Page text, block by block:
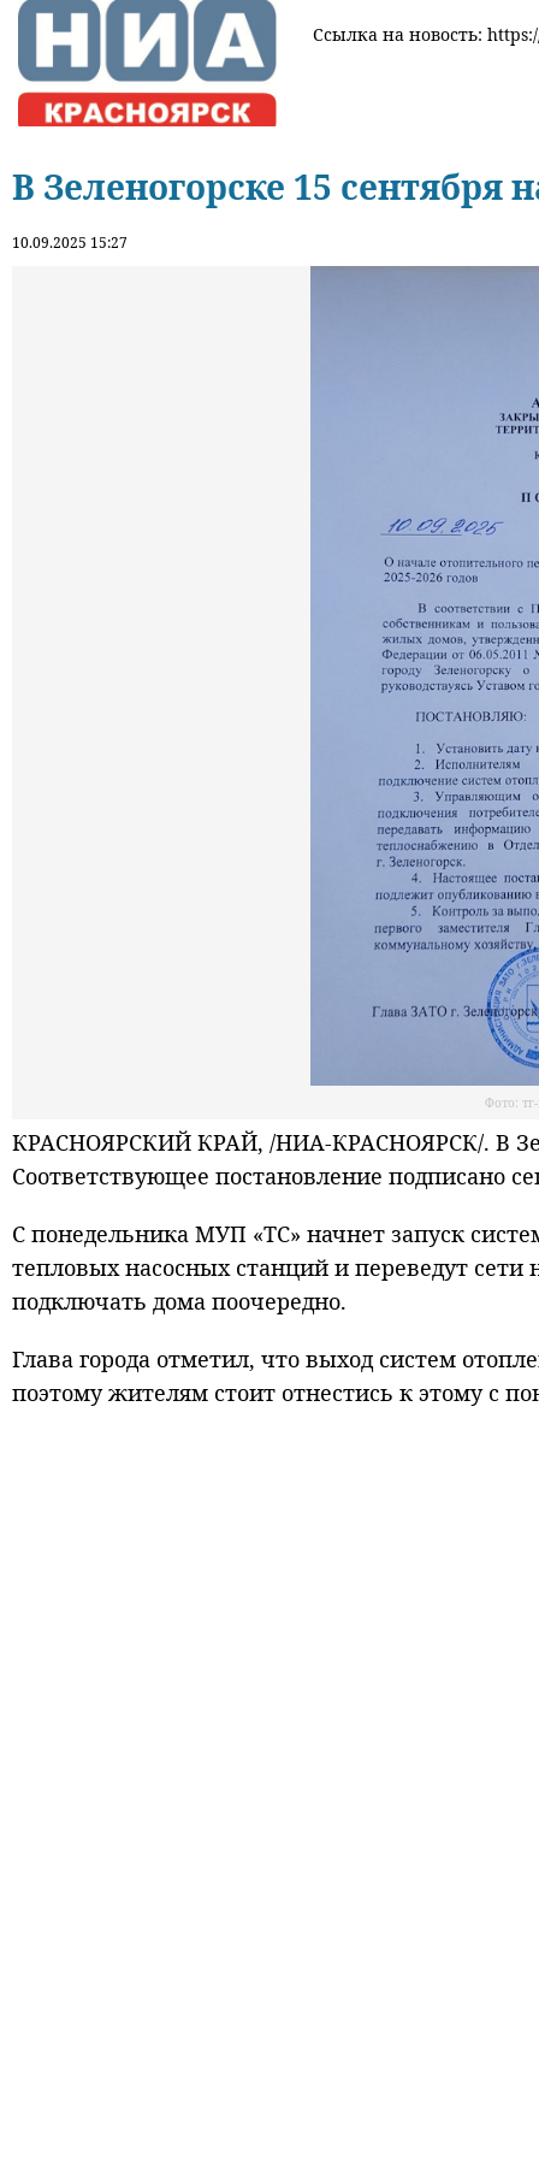
Ссылка на новость:
В Зеленогорске 15 сентября
10.09.2025 15:27
Фото:
КРАСНОЯРСКИЙ КРАЙ, /НИА-КРАСНОЯРСК/. В
Соответствующее постановление подписано
С понедельника МУП «ТС» начнет запуск
тепловых насосных станций и переведут
подключать дома поочередно.
Глава города отметил, что выход систем
поэтому жителям стоит отнестись к этому с